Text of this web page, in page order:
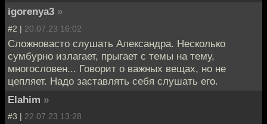
igorenya3 »
#2 | 20.07.23 16:02
Сложновасто слушать Александра. Несколько
сумбурно излагает, прыгает с темы на тему,
многословен... Говорит о важных вещах, но не
цепляет. Надо заставлять себя слушать его.
Elahim »
#3 | 22.07.23 13:28